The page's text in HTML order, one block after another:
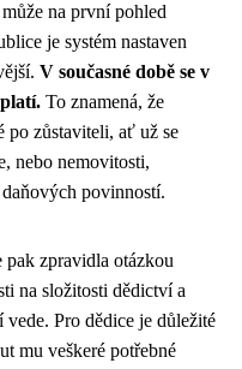
na první pohled
je systém nastaven
V současné době se v
To znamená, že
po zůstaviteli, ať už se
nebo nemovitosti,
povinností.
pak zpravidla otázkou
na složitosti dědictví a
Pro dědice je důležité
mu veškeré potřebné